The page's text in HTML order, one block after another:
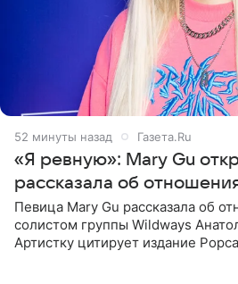
52 минуты назад Газета.Ru
«Я ревную»: Mary Gu
рассказала об
Певица Mary Gu рассказала об
солистом группы Wildways
Артистку цитирует издание